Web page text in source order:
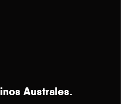
Australes.